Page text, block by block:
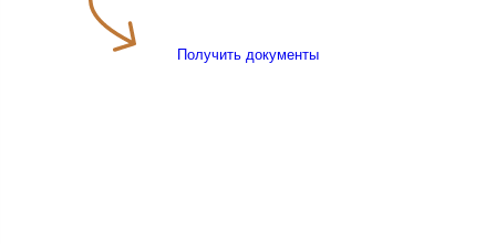
Получить документы